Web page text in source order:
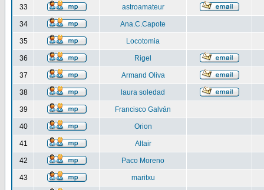
33 astroamateur
34 Ana.C.Capote
35 Locotomia
36 Rigel
37 Armand Oliva
38 laura soledad
39 Francisco Galván
40 Orion
41 Altair
42 Paco Moreno
43 maritxu